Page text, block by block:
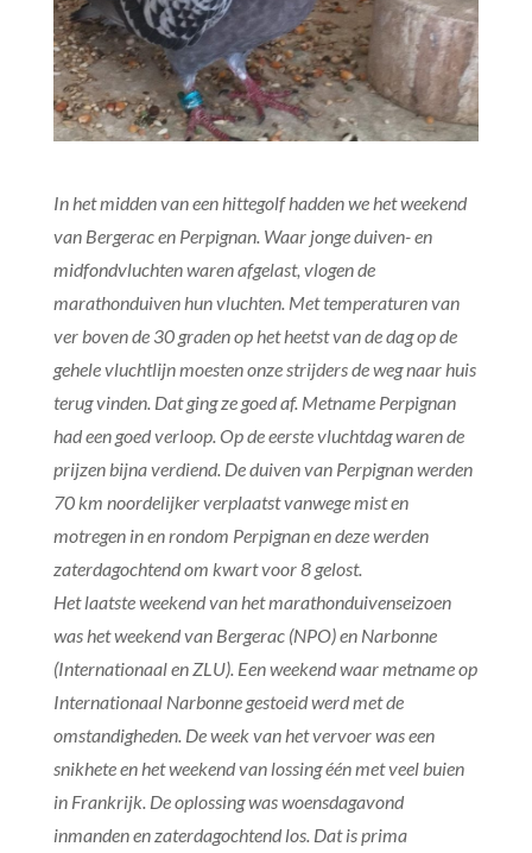
In het midden van een hittegolf hadden we het weekend
van Bergerac en Perpignan. Waar jonge duiven- en
midfondvluchten waren afgelast, vlogen de
marathonduiven hun vluchten. Met temperaturen van
ver boven de 30 graden op het heetst van de dag op de
gehele vluchtlijn moesten onze strijders de weg naar huis
terug vinden. Dat ging ze goed af. Metname Perpignan
had een goed verloop. Op de eerste vluchtdag waren de
prijzen bijna verdiend. De duiven van Perpignan werden
70 km noordelijker verplaatst vanwege mist en
motregen in en rondom Perpignan en deze werden
zaterdagochtend om kwart voor 8 gelost.
Het laatste weekend van het marathonduivenseizoen
was het weekend van Bergerac (NPO) en Narbonne
(Internationaal en ZLU). Een weekend waar metname op
Internationaal Narbonne gestoeid werd met de
omstandigheden. De week van het vervoer was een
snikhete en het weekend van lossing één met veel buien
in Frankrijk. De oplossing was woensdagavond
inmanden en zaterdagochtend los. Dat is prima